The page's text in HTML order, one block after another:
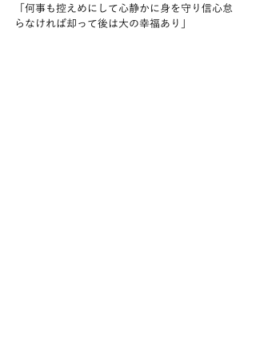
「何事も控えめにして心静かに身を守り信心怠
らなければ却って後は大の幸福あり」